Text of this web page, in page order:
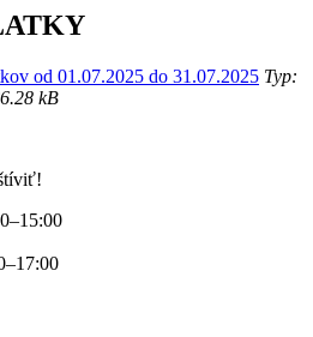
od 01.07.2025 do 31.07.2025 Typ:
kB